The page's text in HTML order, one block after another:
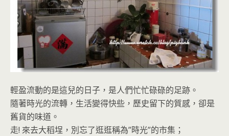
輕盈流動的是這兒的日子，是人們忙忙碌碌的足跡。
隨著時光的流轉，生活變得快些，歷史留下的質感，卻是
舊貨的味道。
走! 來去大稻埕，別忘了逛逛稱為”時光”的市集；